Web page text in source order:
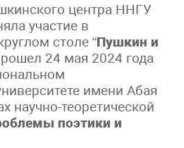
центра ННГУ
участие в
столе “Пушкин и
24 мая 2024 года
имени Абая
научно-теоретической
поэтики и